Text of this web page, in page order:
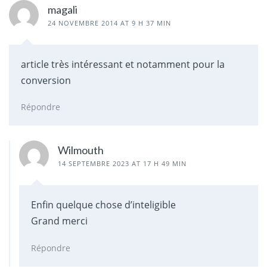
magali
24 NOVEMBRE 2014 AT 9 H 37 MIN
article très intéressant et notamment pour la
conversion
Répondre
Wilmouth
14 SEPTEMBRE 2023 AT 17 H 49 MIN
Enfin quelque chose d’inteligible
Grand merci
Répondre